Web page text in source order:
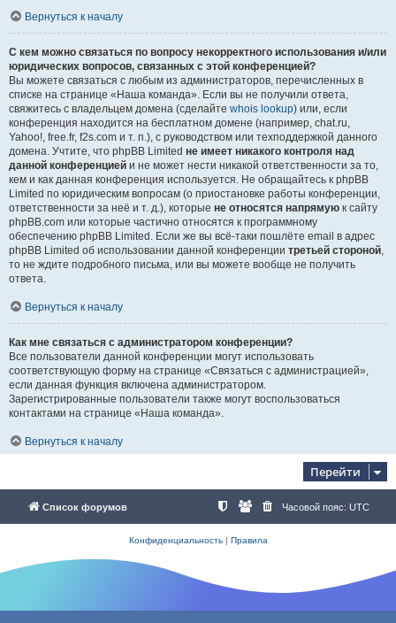
Вернуться к началу
С кем можно связаться по вопросу некорректного использования и/или
юридических вопросов, связанных с этой конференцией?
Вы можете связаться с любым из администраторов, перечисленных в
списке на странице «Наша команда». Если вы не получили ответа,
свяжитесь с владельцем домена (сделайте whois lookup) или, если
конференция находится на бесплатном домене (например, chat.ru,
Yahoo!, free.fr, f2s.com и т. п.), с руководством или техподдержкой данного
домена. Учтите, что phpBB Limited не имеет никакого контроля над
данной конференцией и не может нести никакой ответственности за то,
кем и как данная конференция используется. Не обращайтесь к phpBB
Limited по юридическим вопросам (о приостановке работы конференции,
ответственности за неё и т. д.), которые не относятся напрямую к сайту
phpBB.com или которые частично относятся к программному
обеспечению phpBB Limited. Если же вы всё-таки пошлёте email в адрес
phpBB Limited об использовании данной конференции третьей стороной,
то не ждите подробного письма, или вы можете вообще не получить
ответа.
Вернуться к началу
Как мне связаться с администратором конференции?
Все пользователи данной конференции могут использовать
соответствующую форму на странице «Связаться с администрацией»,
если данная функция включена администратором.
Зарегистрированные пользователи также могут воспользоваться
контактами на странице «Наша команда».
Вернуться к началу
Перейти
Список форумов Часовой пояс: UTC
Конфиденциальность| Правила